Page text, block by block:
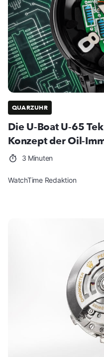
QUARZUHR
Die U-Boat U-65
Konzept der Oil-
3 Minuten
WatchTime Redaktion